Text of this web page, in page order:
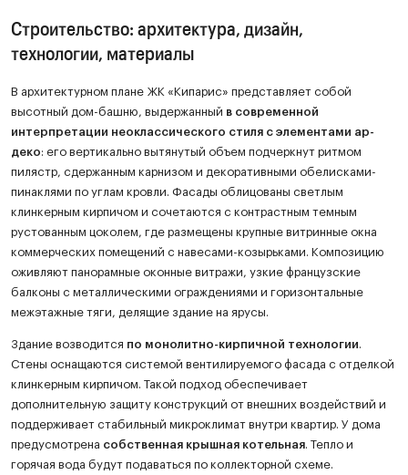
Строительство: архитектура, дизайн,
технологии, материалы
В архитектурном плане ЖК «Кипарис» представляет собой
высотный дом-башню, выдержанный в современной
интерпретации неоклассического стиля с элементами ар-
деко: его вертикально вытянутый объем подчеркнут ритмом
пилястр, сдержанным карнизом и декоративными обелисками-
пинаклями по углам кровли. Фасады облицованы светлым
клинкерным кирпичом и сочетаются с контрастным темным
рустованным цоколем, где размещены крупные витринные окна
коммерческих помещений с навесами-козырьками. Композицию
оживляют панорамные оконные витражи, узкие французские
балконы с металлическими ограждениями и горизонтальные
межэтажные тяги, делящие здание на ярусы.
Здание возводится по монолитно-кирпичной технологии
Стены оснащаются системой вентилируемого фасада с отделкой
клинкерным кирпичом. Такой подход обеспечивает
дополнительную защиту конструкций от внешних воздействий и
поддерживает стабильный микроклимат внутри квартир. У дома
предусмотрена собственная крышная котельная . Тепло и
горячая вода будут подаваться по коллекторной схеме.